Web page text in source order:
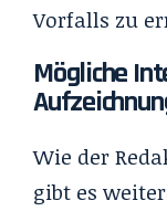
Vorfalls zu
Mögliche
Wie der
gibt es